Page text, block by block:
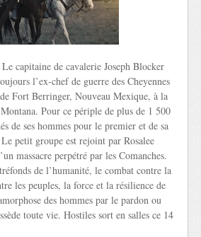
capitaine de cavalerie Joseph Blocker
l’ex-chef de guerre des Cheyennes
Fort Berringer, Nouveau Mexique, à la
Pour ce périple de plus de 1 500
de ses hommes pour le premier et de sa
petit groupe est rejoint par Rosalee
massacre perpétré par les Comanches.
de l’humanité, le combat contre la
les peuples, la force et la résilience de
des hommes par le pardon ou
toute vie. Hostiles sort en salles ce 14